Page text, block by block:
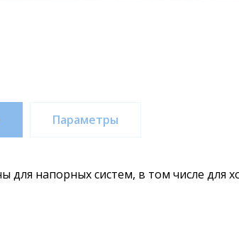
Параметры
для напорных систем, в том числе для